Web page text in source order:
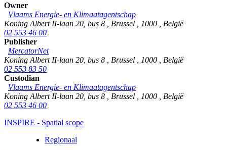
Owner
Vlaams Energie- en Klimaatagentschap
Koning Albert II-laan 20, bus 8
Brussel 1000
België
02 553 46 00
Publisher
MercatorNet
Koning Albert II-laan 20, bus 8
Brussel 1000
België
02 553 83 50
Custodian
Vlaams Energie- en Klimaatagentschap
Koning Albert II-laan 20, bus 8
Brussel 1000
België
02 553 46 00
INSPIRE - Spatial scope
Regionaal